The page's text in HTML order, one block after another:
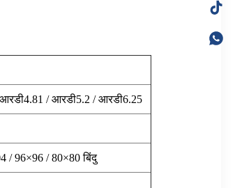
/ आरडी5.2 / आरडी6.25
/ 96×96 / 80×80 बिंदु